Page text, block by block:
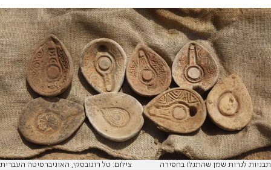
תבניות לנרות שמן שהתגלו בחפירה צילום: טל רוגובסקי, האוניברסיטה העברית